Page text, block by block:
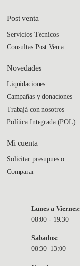
Post venta
Servicios Técnicos
Consultas Post Venta
Novedades
Liquidaciones
Campañas y donaciones
Trabajá con nosotros
Política Integrada (POL)
Mi cuenta
Solicitar presupuesto
Comparar
Lunes a Viernes:
08:00 - 19.30
Sabados:
08:30–13:00